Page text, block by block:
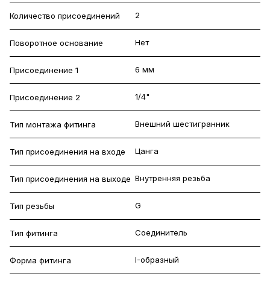
Количество присоединений 2
Поворотное основание Нет
Присоединение 1 6 мм
Присоединение 2 1/4"
Тип монтажа фитинга Внешний шестигранник
Тип присоединения на входе Цанга
Тип присоединения на выходе Внутренняя резьба
Тип резьбы G
Тип фитинга Соединитель
Форма фитинга I-образный